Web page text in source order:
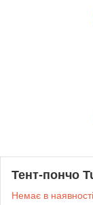
Тент-пончо
Немає в наявності